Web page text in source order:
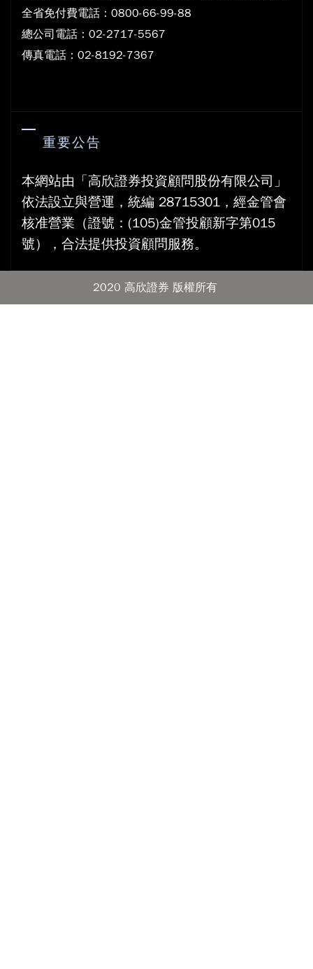
全省免付費電話：0800-66-99-88
總公司電話：02-2717-5567
傳真電話：02-8192-7367
重要公告
本網站由「高欣證券投資顧問股份有限公司」
依法設立與營運，統編 28715301，經金管會
核准營業（證號：(105)金管投顧新字第015
號），合法提供投資顧問服務。
2020 高欣證券 版權所有